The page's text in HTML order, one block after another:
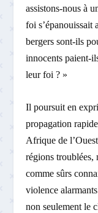
assistons-nous à
foi s’épanouissait
bergers sont-ils
innocents paient-
leur foi ? »
Il poursuit en
propagation
Afrique de
régions troublées,
comme sûrs
violence
non seulement le